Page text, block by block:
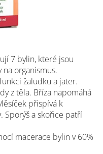
7 bylin, které jsou
organismus.
žaludku a jater.
z těla. Bříza napomáhá
přispívá k
Sporýš a skořice patří
macerace bylin v 60%